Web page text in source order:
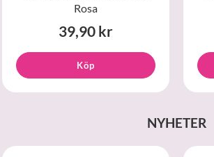
Rosa
39,90 kr
Köp
NYHETER